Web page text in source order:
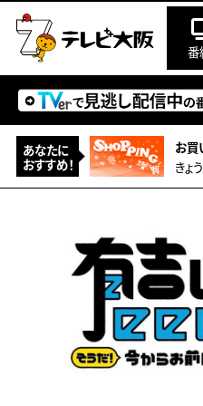
番
あなたに
おすすめ！
お買
きょ